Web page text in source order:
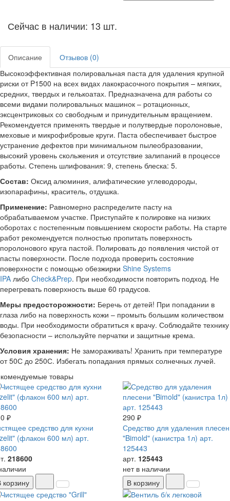
Сейчас в наличии: 13 шт.
Описание
Отзывов (0)
Высокоэффективная полировальная паста для удаления крупной
риски от P1500 на всех видах лакокрасочного покрытия – мягких,
средних, твердых и гелькоатах. Предназначена для работы со
всеми видами полировальных машинок – ротационных,
эксцентриковых со свободным и принудительным вращением.
Рекомендуется применять твердые и полутвердые поролоновые,
меховые и микрофибровые круги. Паста обеспечивает быстрое
устранение дефектов при минимальном пылеобразовании,
высокий уровень скольжения и отсутствие залипаний в процессе
работы. Степень шлифования: 9, степень блеска: 5.
Состав: Оксид алюминия, алифатические углеводороды,
изопарафины, краситель, отдушка.
Применение: Равномерно распределите пасту на
обрабатываемом участке. Приступайте к полировке на низких
оборотах с постепенным повышением скорости работы. На старте
работ рекомендуется полностью пропитать поверхность
поролонового круга пастой. Полировать до появления чистой от
пасты поверхности. После подхода проверить состояние
поверхности с помощью обезжирки Shine Systems
IPA либо Check&Prep. При необходимости повторить подход. Не
перегревать поверхность выше 60 градусов.
Меры предосторожности: Беречь от детей! При попадании в
глаза либо на поверхность кожи – промыть большим количеством
воды. При необходимости обратиться к врачу. Соблюдайте технику
безопасности – используйте перчатки и защитные крема.
Условия хранения: Не замораживать! Хранить при температуре
от 50С до 250С. Избегать попадания прямых солнечных лучей.
товары
₽
средство для кухни
(флакон 600 мл) арт.
218600
корзину
290 ₽
Средство для удаления
"Bimold" (канистра 1л) арт.
125443
арт. 125443
нет в наличии
В корзину